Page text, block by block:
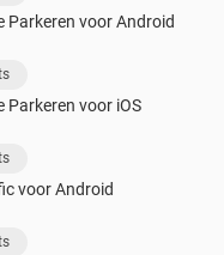
Parkeren voor Android
Parkeren voor iOS
voor Android